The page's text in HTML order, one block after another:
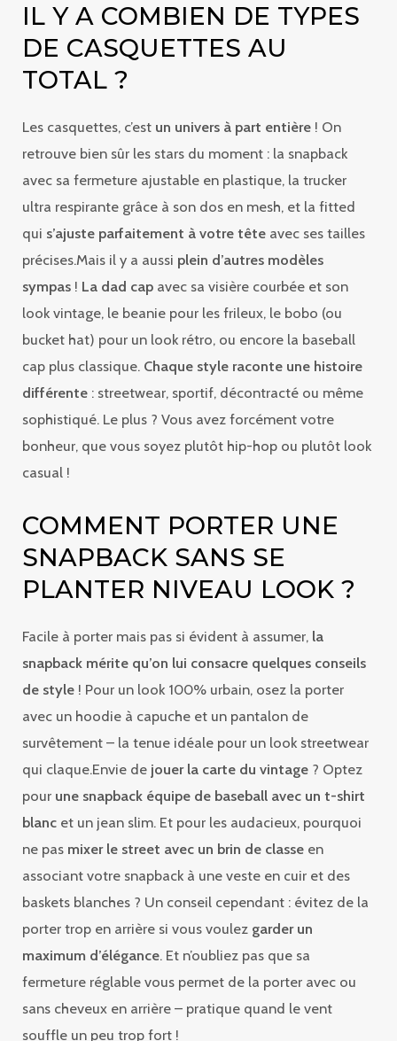
IL Y A COMBIEN DE TYPES
DE CASQUETTES AU
TOTAL ?
Les casquettes, c’est un univers à part entière ! On
retrouve bien sûr les stars du moment : la snapback
avec sa fermeture ajustable en plastique, la trucker
ultra respirante grâce à son dos en mesh, et la fitted
qui s’ajuste parfaitement à votre tête avec ses tailles
précises.Mais il y a aussi plein d’autres modèles
sympas ! La dad cap avec sa visière courbée et son
look vintage, le beanie pour les frileux, le bobo (ou
bucket hat) pour un look rétro, ou encore la baseball
cap plus classique. Chaque style raconte une histoire
différente : streetwear, sportif, décontracté ou même
sophistiqué. Le plus ? Vous avez forcément votre
bonheur, que vous soyez plutôt hip-hop ou plutôt look
casual !
COMMENT PORTER UNE
SNAPBACK SANS SE
PLANTER NIVEAU LOOK ?
Facile à porter mais pas si évident à assumer, la
snapback mérite qu’on lui consacre quelques conseils
de style ! Pour un look 100% urbain, osez la porter
avec un hoodie à capuche et un pantalon de
survêtement – la tenue idéale pour un look streetwear
qui claque.Envie de jouer la carte du vintage ? Optez
pour une snapback équipe de baseball avec un t-shirt
blanc et un jean slim. Et pour les audacieux, pourquoi
ne pas mixer le street avec un brin de classe en
associant votre snapback à une veste en cuir et des
baskets blanches ? Un conseil cependant : évitez de la
porter trop en arrière si vous voulez garder un
maximum d’élégance. Et n’oubliez pas que sa
fermeture réglable vous permet de la porter avec ou
sans cheveux en arrière – pratique quand le vent
souffle un peu trop fort !